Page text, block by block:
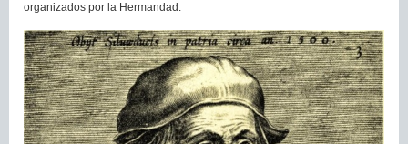
organizados por la Hermandad.